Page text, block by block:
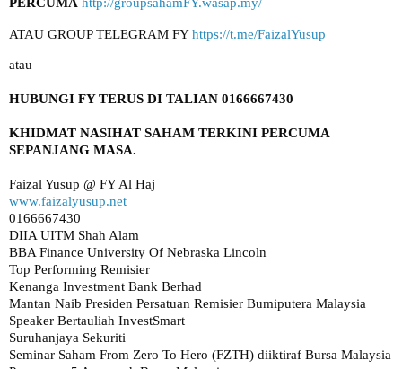
PERCUMA http://groupsahamFY.wasap.my/
ATAU GROUP TELEGRAM FY https://t.me/FaizalYusup
KHIDMAT NASIHAT SAHAM TERKINI PERCUMA
www.faizalyusup.net
0166667430
DIIA UITM Shah Alam
BBA Finance University Of Nebraska Lincoln
Top Performing Remisier
Kenanga Investment Bank Berhad
Mantan Naib Presiden Persatuan Remisier Bumiputera Malaysia
Speaker Bertauliah InvestSmart
Suruhanjaya Sekuriti
Seminar Saham From Zero To Hero (FZTH) diiktiraf Bursa Malaysia